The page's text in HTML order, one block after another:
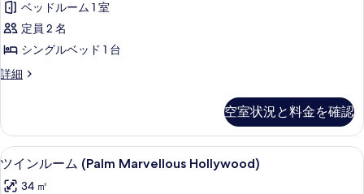
を
表
示
ダ
ー
ル
ム
(Grass
Hollywood)
の
ベッドルーム 1 室
定員 2 名
シングルベッド 1 台
詳細
ス
ー
ド
ル
ム
空室状況と料金を確認
ツ
イ
高級寝具、ミニバー、セーフティボ
6
ツインルーム (Palm Marvellous Hollywood)
34 ㎡